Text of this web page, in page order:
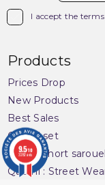
I accept the
Products
Prices Drop
New Products
Best Sales
Qaba'il set
Qaba'il short sarouel
Qaba'il : Street
9.5/10
3282 avis